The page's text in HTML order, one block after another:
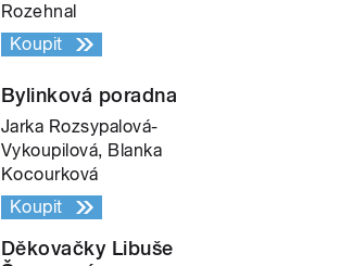
Rozehnal
Koupit
Bylinková poradna
Jarka Rozsypalová-
Vykoupilová, Blanka
Kocourková
Koupit
Děkovačky Libuše